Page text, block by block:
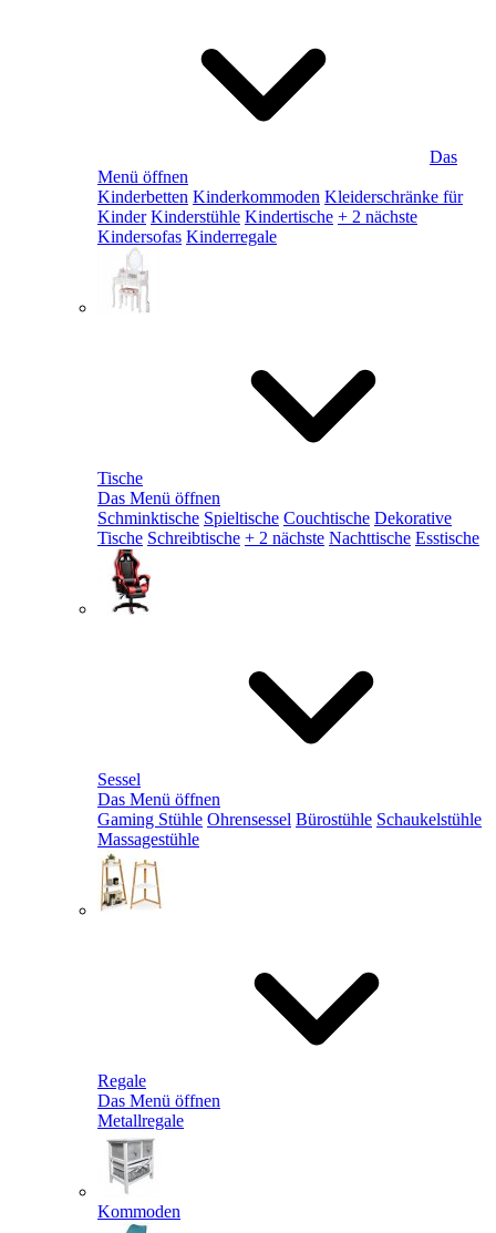
Das
Menü öffnen
Kinderbetten Kinderkommoden Kleiderschränke für
Kinder Kinderstühle Kindertische + 2 nächste
Kindersofas Kinderregale
Tische
Das Menü öffnen
Schminktische Spieltische Couchtische Dekorative
Tische Schreibtische + 2 nächste Nachttische Esstische
Sessel
Das Menü öffnen
Gaming Stühle Ohrensessel Bürostühle Schaukelstühle
Massagestühle
Regale
Das Menü öffnen
Metallregale
Kommoden